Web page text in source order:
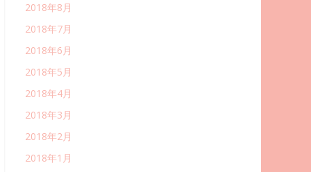
2018年8月
2018年7月
2018年6月
2018年5月
2018年4月
2018年3月
2018年2月
2018年1月